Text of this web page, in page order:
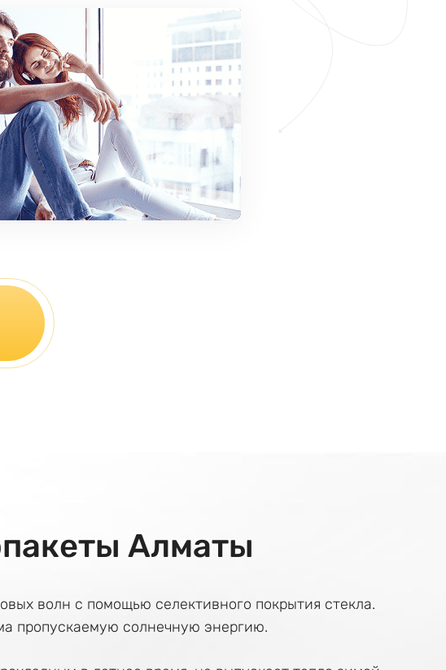
Алматы
волн с помощью селективного покрытия стекла.
пропускаемую солнечную энергию.